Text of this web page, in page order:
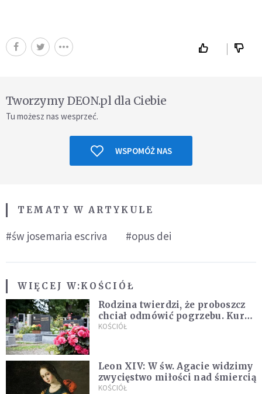
Tworzymy DEON.pl dla Ciebie
Tu możesz nas wesprzeć.
WSPOMÓŻ NAS
TEMATY W ARTYKULE
#św josemaria escriva #opus dei
WIĘCEJ W:KOŚCIÓŁ
Rodzina twierdzi, że proboszcz
chciał odmówić pogrzebu. Kuria
zapowiada wyjaśnienia
KOŚCIÓŁ
Leon XIV: W św. Agacie widzimy
zwycięstwo miłości nad śmiercią
KOŚCIÓŁ